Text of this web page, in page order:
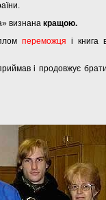
визнана кращою.
переможця і книга
і продовжує брати